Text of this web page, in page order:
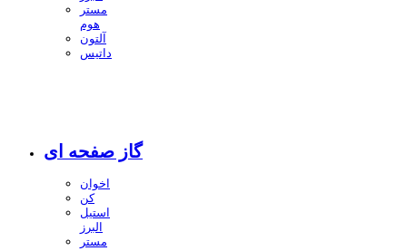
مستر
هوم
آلتون
داتیس
گاز صفحه ای
اخوان
کن
استیل
البرز
مستر